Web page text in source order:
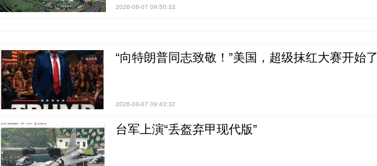
2026-08-07 09:50:33
“向特朗普同志致敬！”美国，超级抹红大赛开始了
2026-08-07 09:43:32
台军上演“丢盔弃甲现代版”